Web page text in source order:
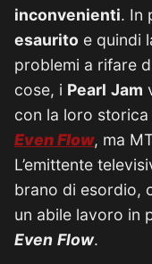
inconvenienti. In
esaurito e quindi
problemi a rifare
cose, i Pearl Jam
con la loro storica
Even Flow, ma
L’emittente
brano di esordio,
un abile lavoro in
Even Flow.